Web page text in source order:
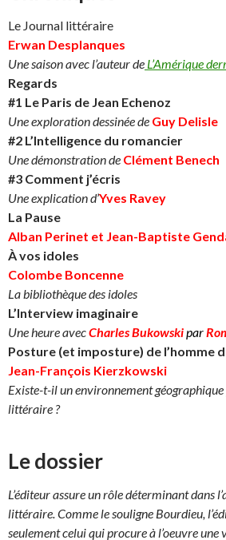
Le Journal littéraire
Erwan Desplanques
Une saison avec l’auteur de L’Amérique
Regards
#1 Le Paris de Jean Echenoz
Une exploration dessinée de Guy Delisle
#2 L’Intelligence du romancier
Une démonstration de Clément Benech
#3 Comment j’écris
Une explication d’Yves Ravey
La Pause
Alban Perinet et Jean-Baptiste
À vos idoles
Colombe Boncenne
La bibliothèque des idoles
L’Interview imaginaire
Une heure avecCharles Bukowskipar
Posture (et imposture) de l’homme
Jean-François Kierzkowski
Existe-t-il un environnement
littéraire ?
Le dossier
L’éditeur assure un rôle déterminant dans
littéraire. Comme le souligne Bourdieu,
seulement celui qui procure à l’oeuvre